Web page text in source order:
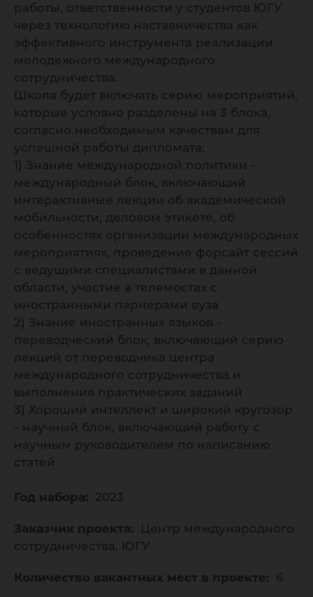
работы, ответственности у студентов ЮГУ
через технологию наставничества как
эффективного инструмента реализации
молодежного международного
сотрудничества.
Школа будет включать серию мероприятий,
которые условно разделены на 3 блока,
согласно необходимым качествам для
успешной работы дипломата:
1) Знание международной политики -
международный блок, включающий
интерактивные лекции об академической
мобильности, деловом этикете, об
особенностях организации международных
мероприятиях, проведение форсайт сессий
с ведущими специалистами в данной
области, участие в телемостах с
иностранными парнерами вуза
2) Знание иностранных языков -
переводческий блок, включающий серию
лекций от переводчика центра
международного сотрудничества и
выполнения практических заданий
3) Хороший интеллект и широкий кругозор
- научный блок, включающий работу с
научным руководителем по написанию
статей
Год набора: 2023
Заказчик проекта:
Центр международного
сотрудничества, ЮГУ
Количество вакантных мест в проекте: 6